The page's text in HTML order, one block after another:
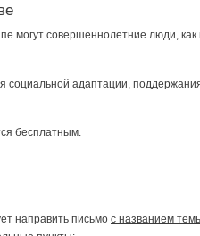
могут совершеннолетние люди,
адаптации,
бесплатным.
направить письмо с названием